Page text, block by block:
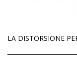
LA DISTORSIONE